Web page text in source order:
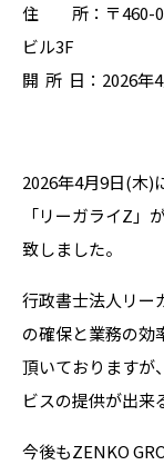
住 所：〒460-
ビル3F
開 所 日：2026年
2026年4月9日(木)
「リーガライZ」
致しました。
行政書士法人リー
の確保と業務の効
頂いておりますが
ビスの提供が出来
今後もZENKO